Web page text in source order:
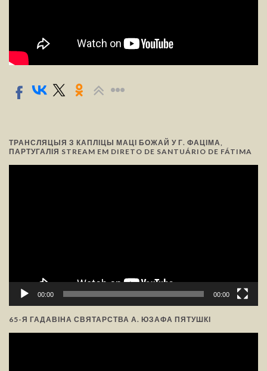
ТРАНСЛЯЦЫЯ З КАПЛІЦЫ МАЦІ БОЖАЙ У Г. ФАЦІМА,
ПАРТУГАЛІЯ STREAM EM DIRETO DE SANTUÁRIO DE FÁTIMA
00:00 00:00
65-Я ГАДАВІНА СВЯТАРСТВА А. ЮЗАФА ПЯТУШКІ